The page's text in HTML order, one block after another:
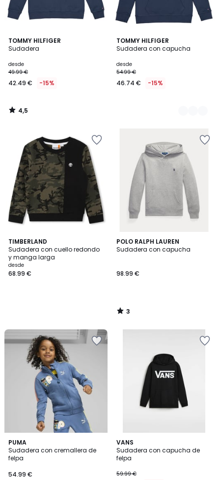
TOMMY HILFIGER
Sudadera
desde
49.99 €
42.49 € -15%
4,5
/ 5
4,5
/
TOMMY HILFIGER
Sudadera con capucha
desde
54.99 €
46.74 € -15%
2
Colores
TIMBERLAND
Sudadera con cuello redondo
y manga larga
desde
68.99 €
POLO RALPH LAUREN
Sudadera con capucha
98.99 €
3
/
3
/
PUMA
Sudadera con cremallera de
felpa
54.99 €
VANS
Sudadera con capucha de
felpa
59.99 €
1
/
5
2
Colores